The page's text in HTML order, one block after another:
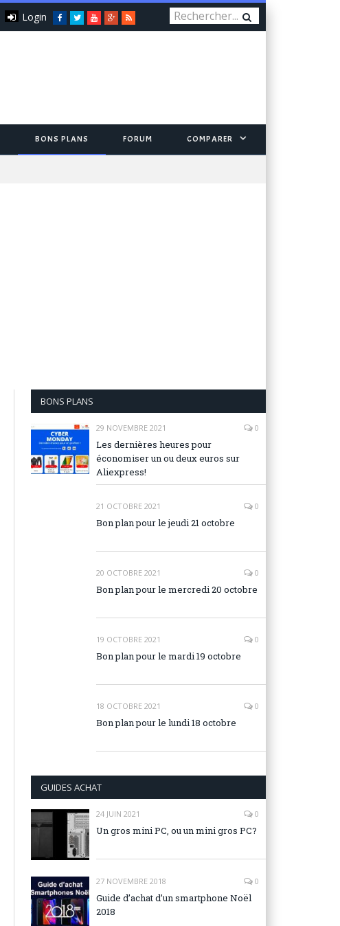
Facebook
TwitterYou
Tube
Google+
RSS
Login
BONS PLANS FORUM COMPARER
BONS PLANS
29 NOVEMBRE 2021 0
Les dernières heures pour
économiser un ou deux euros sur
Aliexpress!
21 OCTOBRE 2021 0
Bon plan pour le jeudi 21 octobre
20 OCTOBRE 2021 0
Bon plan pour le mercredi 20 octobre
19 OCTOBRE 2021 0
Bon plan pour le mardi 19 octobre
18 OCTOBRE 2021 0
Bon plan pour le lundi 18 octobre
GUIDES ACHAT
24 JUIN 2021 0
Un gros mini PC, ou un mini gros PC?
27 NOVEMBRE 2018 0
Guide d’achat d’un smartphone Noël
2018